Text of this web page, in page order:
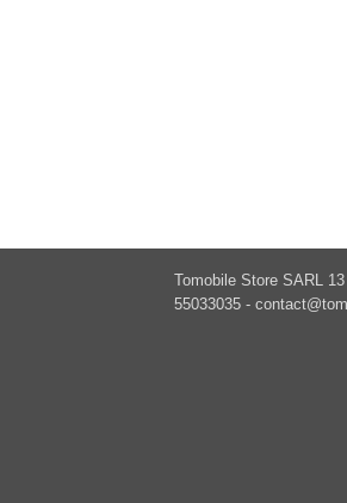
Tomobile Store SARL
55033035 -